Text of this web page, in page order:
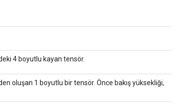
4 boyutlu kayan tensör.
oluşan 1 boyutlu bir tensör. Önce bakış yüksekliği,